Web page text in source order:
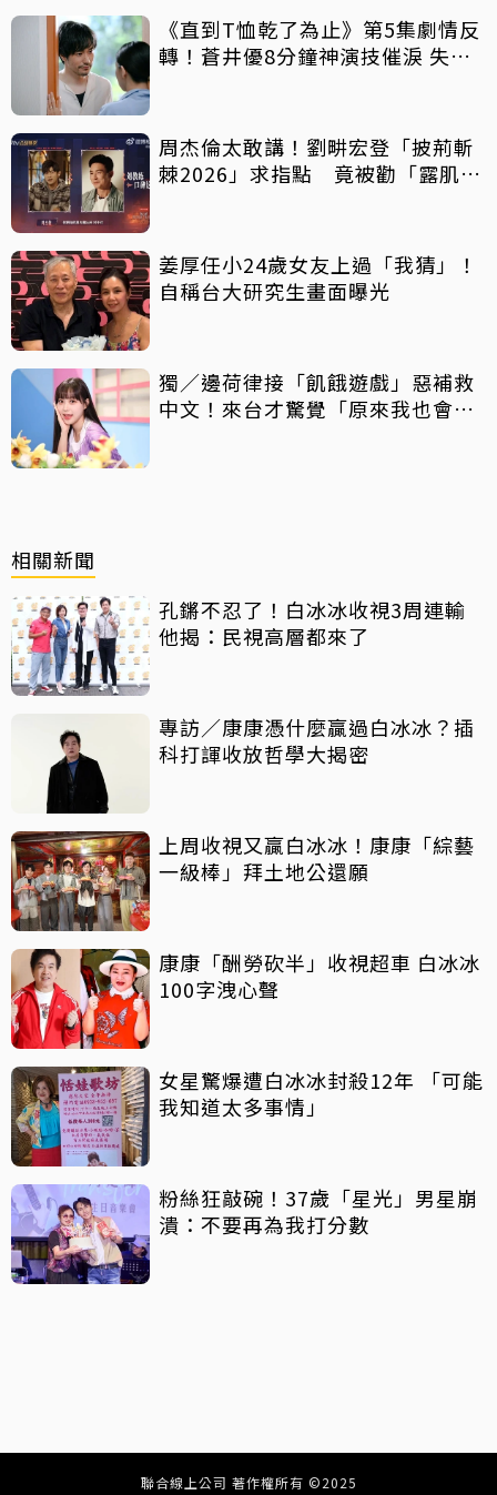
《直到T恤乾了為止》第5集劇情反
轉！蒼井優8分鐘神演技催淚 失蹤
周杰倫太敢講！劉畊宏登「披荊斬
棘2026」求指點 竟被勸「露肌肉
姜厚任小24歲女友上過「我猜」！
自稱台大研究生畫面曝光
獨／邊荷律接「飢餓遊戲」惡補救
中文！來台才驚覺「原來我也會
相關新聞
孔鏘不忍了！白冰冰收視3周連輸
他揭：民視高層都來了
專訪／康康憑什麼贏過白冰冰？插
科打諢收放哲學大揭密
上周收視又贏白冰冰！康康「綜藝
一級棒」拜土地公還願
康康「酬勞砍半」收視超車 白冰冰
100字洩心聲
女星驚爆遭白冰冰封殺12年 「可能
我知道太多事情」
粉絲狂敲碗！37歲「星光」男星崩
潰：不要再為我打分數
聯合線上公司 著作權所有 ©2025